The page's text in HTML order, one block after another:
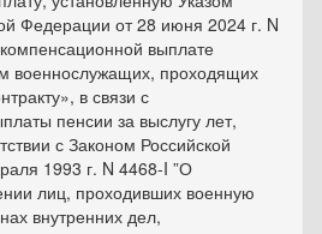
Федерации от 28 июня 2024 г. N
выплате
военнослужащих, проходящих
в связи с
пенсии за выслугу лет,
с Законом Российской
1993 г. N 4468-I ”О
лиц, проходивших военную
внутренних дел,